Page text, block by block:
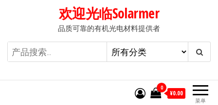
欢迎光临Solarmer
品质可靠的有机光电材料提供者
菜单
0
¥0.00